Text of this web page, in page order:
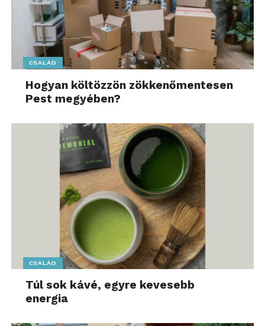
CSALÁD
Hogyan költözzön zökkenőmentesen
Pest megyében?
CSALÁD
Túl sok kávé, egyre kevesebb
energia